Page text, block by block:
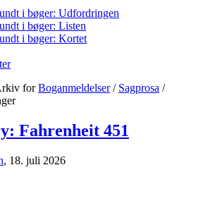
i bøger: Udfordringen
i bøger: Listen
i bøger: Kortet
forBoganmeldelser / Sagprosa /
Fahrenheit 451
, 18. juli 2026